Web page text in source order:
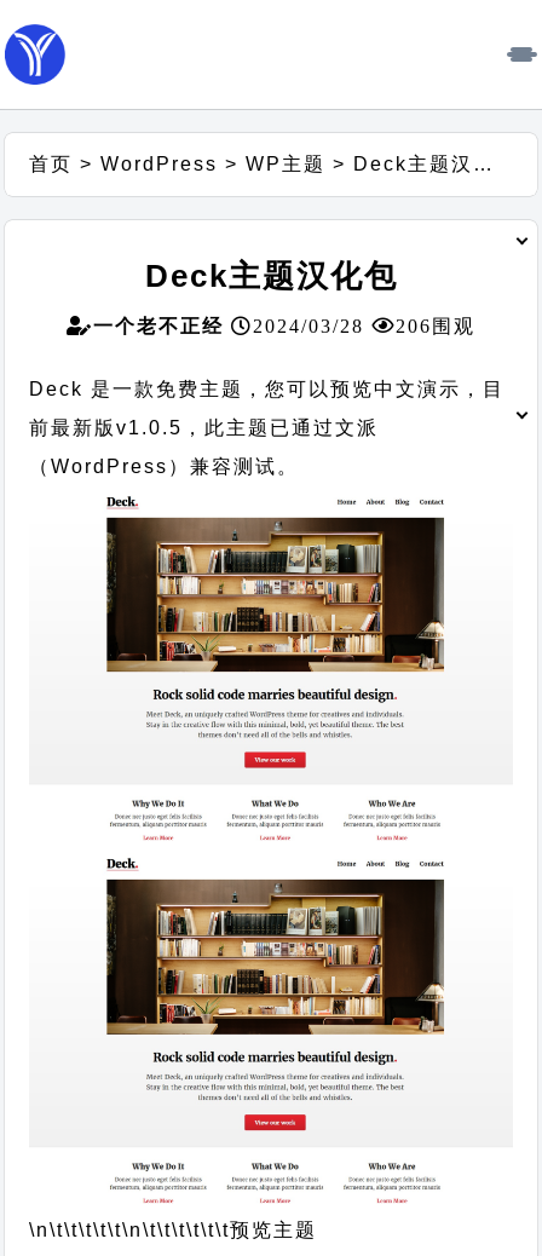
首页 >WordPress >WP主题 > Deck主题汉化包
Deck主题汉化包
一个老不正经 2024/03/28 206围观
Deck 是一款免费主题，您可以预览中文演示，目
前最新版v1.0.5，此主题已通过文派
（WordPress）兼容测试。
\n\t\t\t\t\t\n\t\t\t\t\t\t预览主题